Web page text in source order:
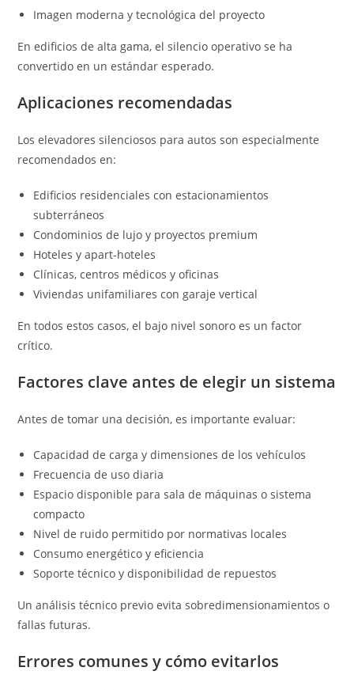
Imagen moderna y tecnológica del proyecto
En edificios de alta gama, el silencio operativo se ha
convertido en un estándar esperado.
Aplicaciones recomendadas
Los elevadores silenciosos para autos son especialmente
recomendados en:
Edificios residenciales con estacionamientos
subterráneos
Condominios de lujo y proyectos premium
Hoteles y apart-hoteles
Clínicas, centros médicos y oficinas
Viviendas unifamiliares con garaje vertical
En todos estos casos, el bajo nivel sonoro es un factor
crítico.
Factores clave antes de elegir un sistema
Antes de tomar una decisión, es importante evaluar:
Capacidad de carga y dimensiones de los vehículos
Frecuencia de uso diaria
Espacio disponible para sala de máquinas o sistema
compacto
Nivel de ruido permitido por normativas locales
Consumo energético y eficiencia
Soporte técnico y disponibilidad de repuestos
Un análisis técnico previo evita sobredimensionamientos o
fallas futuras.
Errores comunes y cómo evitarlos